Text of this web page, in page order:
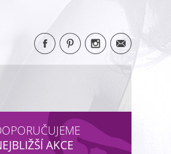
AKCE